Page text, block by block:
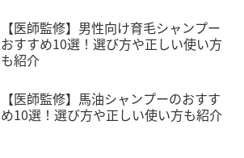
【医師監修】男性向け育毛シャンプー
おすすめ10選！選び方や正しい使い方
も紹介
【医師監修】馬油シャンプーのおすす
め10選！選び方や正しい使い方も紹介